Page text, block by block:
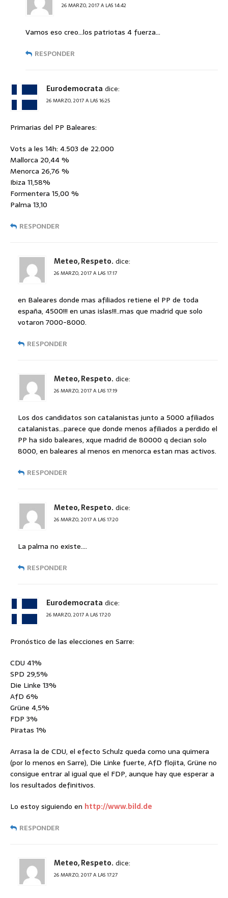
26 MARZO, 2017 A LAS 14:42
Vamos eso creo…los patriotas 4 fuerza…
RESPONDER
Eurodemocrata dice:
26 MARZO, 2017 A LAS 16:25
Primarias del PP Baleares:
Vots a les 14h: 4.503 de 22.000
Mallorca 20,44 %
Menorca 26,76 %
Ibiza 11,58%
Formentera 15,00 %
Palma 13,10
RESPONDER
Meteo, Respeto.dice:
26 MARZO, 2017 A LAS 17:17
en Baleares donde mas afiliados retiene el PP de toda
españa, 4500!!! en unas islas!!!..mas que madrid que solo
votaron 7000-8000.
RESPONDER
Meteo, Respeto.dice:
26 MARZO, 2017 A LAS 17:19
Los dos candidatos son catalanistas junto a 5000 afiliados
catalanistas…parece que donde menos afiliados a perdido el
PP ha sido baleares, xque madrid de 80000 q decian solo
8000, en baleares al menos en menorca estan mas activos.
RESPONDER
Meteo, Respeto.dice:
26 MARZO, 2017 A LAS 17:20
La palma no existe….
RESPONDER
Eurodemocrata dice:
26 MARZO, 2017 A LAS 17:20
Pronóstico de las elecciones en Sarre:
CDU 41%
SPD 29,5%
Die Linke 13%
AfD 6%
Grüne 4,5%
FDP 3%
Piratas 1%
Arrasa la de CDU, el efecto Schulz queda como una quimera
(por lo menos en Sarre), Die Linke fuerte, AfD flojita, Grüne no
consigue entrar al igual que el FDP, aunque hay que esperar a
los resultados definitivos.
Lo estoy siguiendo en http://www.bild.de
RESPONDER
Meteo, Respeto.dice:
26 MARZO, 2017 A LAS 17:27